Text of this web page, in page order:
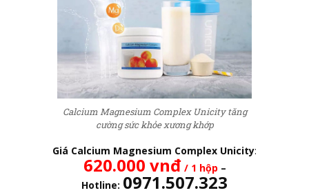
Calcium Magnesium Complex Unicity tăng
cường sức khỏe xương khớp
Giá Calcium Magnesium Complex Unicity:
620.000 vnđ / 1 hộp –
Hotline: 0971.507.323